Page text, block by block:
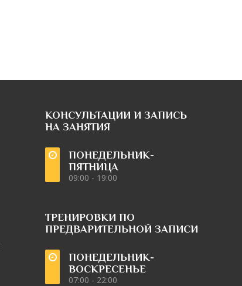
КОНСУЛЬТАЦИИ И ЗАПИСЬ
НА ЗАНЯТИЯ
ПОНЕДЕЛЬНИК-
ПЯТНИЦА
09:00 - 19:00
ТРЕНИРОВКИ ПО
ПРЕДВАРИТЕЛЬНОЙ ЗАПИСИ
ПОНЕДЕЛЬНИК-
ВОСКРЕСЕНЬЕ
07:00 - 22:00